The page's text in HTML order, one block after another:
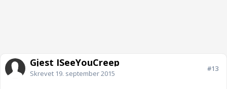
Gjest ISeeYouCreep
Skrevet 19. september 2015
#13